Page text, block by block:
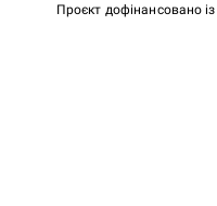
Проєкт дофінансовано